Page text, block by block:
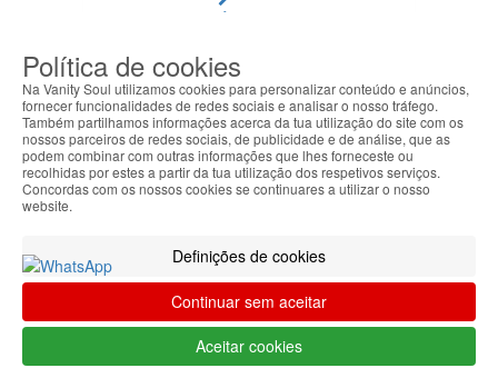
Articulaciones
y
Músculos
Bienestar
Diario
y
Piernas
Cansadas
Difusores
Política de cookies
Na Vanity Soul utilizamos cookies para personalizar conteúdo e anúncios,
fornecer funcionalidades de redes sociais e analisar o nosso tráfego.
Também partilhamos informações acerca da tua utilização do site com os
nossos parceiros de redes sociais, de publicidade e de análise, que as
podem combinar com outras informações que lhes forneceste ou
recolhidas por estes a partir da tua utilização dos respetivos serviços.
Concordas com os nossos cookies se continuares a utilizar o nosso
website.
Definições de cookies
Continuar sem aceitar
Aceitar cookies